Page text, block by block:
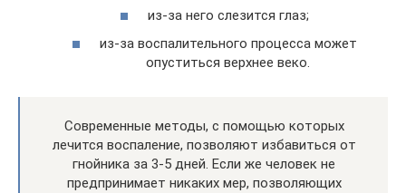
из-за него слезится глаз;
из-за воспалительного процесса может
опуститься верхнее веко.
Современные методы, с помощью которых
лечится воспаление, позволяют избавиться от
гнойника за 3-5 дней. Если же человек не
предпринимает никаких мер, позволяющих